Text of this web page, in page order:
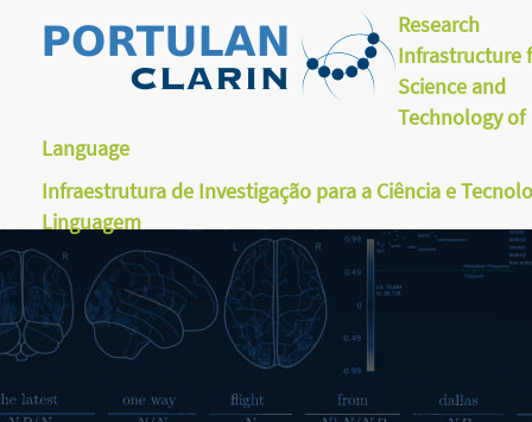
Research
Infrastructure
Science and
Technology of
Language
Infraestrutura de Investigação para a Ciência e
Linguagem